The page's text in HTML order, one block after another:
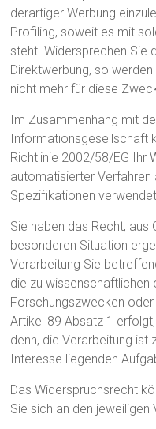
derartiger Werbung
Profiling, soweit es mit
steht. Widersprechen Sie
Direktwerbung, so
nicht mehr für diese
Im Zusammenhang mit
Informationsgesellschaft
Richtlinie 2002/58/EG Ihr
automatisierter Verfahren
Spezifikationen
Sie haben das Recht, aus
besonderen Situation
Verarbeitung Sie
die zu wissenschaftlichen
Forschungszwecken
Artikel 89 Absatz 1
denn, die Verarbeitung ist
Interesse liegenden
Das Widerspruchsrecht
Sie sich an den